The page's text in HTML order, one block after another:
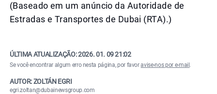
(Baseado em um anúncio da Autoridade de
Estradas e Transportes de Dubai (RTA).)
ÚLTIMA ATUALIZAÇÃO:2026. 01. 09 21:02
Se você encontrar algum erro nesta página, por favoravise-nos por e-mail .
AUTOR: ZOLTÁN EGRI
egri.zoltan@dubainewsgroup.com